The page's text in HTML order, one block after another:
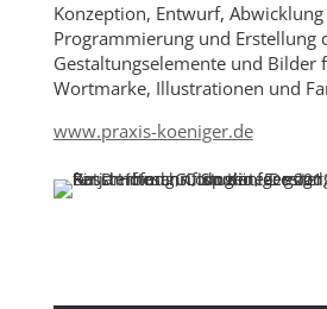
Konzeption, Entwurf,
Programmierung und Erstellung
Gestaltungselemente und Bilder
Wortmarke, Illustrationen und
www.praxis-koeniger.de